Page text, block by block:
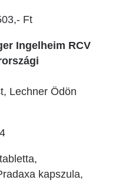
Ft
Ingelheim RCV
Lechner Ödön
kapszula,